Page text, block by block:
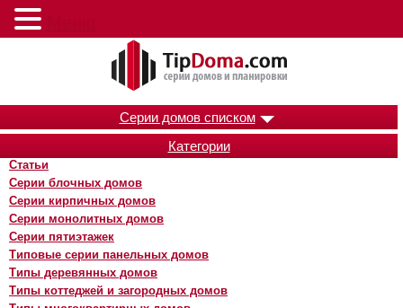
Серии домов списком
Категории
Статьи
Серии блочных домов
Серии кирпичных домов
Серии монолитных домов
Серии пятиэтажек
Типовые серии панельных домов
Типы деревянных домов
Типы коттеджей и загородных домов